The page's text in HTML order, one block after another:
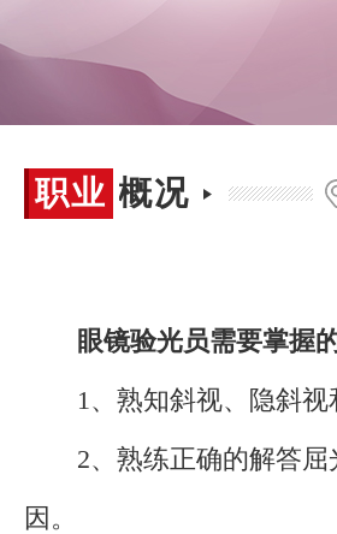
职业
职业概况
眼镜验光员需要掌握的
1、熟知斜视、隐斜视
2、熟练正确的解答屈
因。